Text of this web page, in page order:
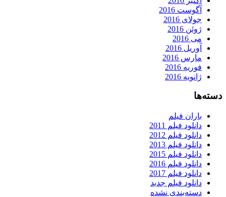
آگوست 2016
جولای 2016
ژوئن 2016
می 2016
آوریل 2016
مارس 2016
فوریه 2016
ژانویه 2016
دسته‌ها
باران فیلم
دانلود فیلم 2011
دانلود فیلم 2012
دانلود فیلم 2013
دانلود فیلم 2015
دانلود فیلم 2016
دانلود فیلم 2017
دانلود فیلم جدید
دسته‌بندی نشده